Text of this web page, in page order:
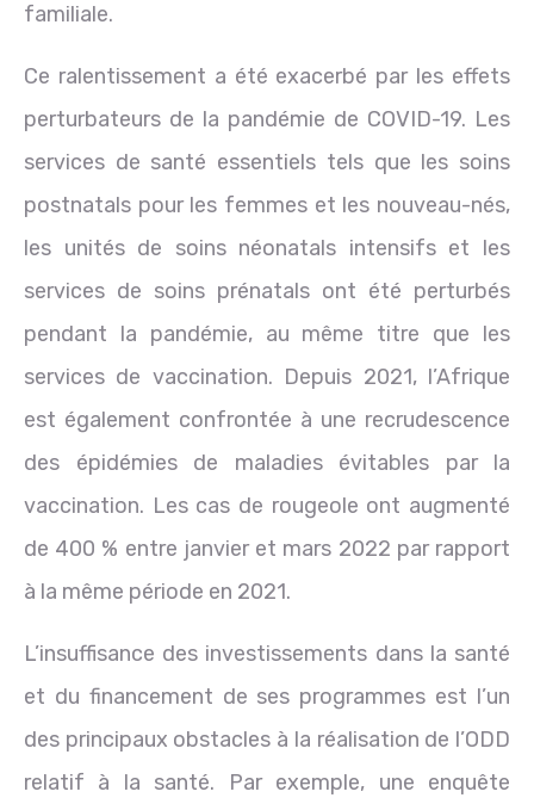
familiale.
Ce ralentissement a été exacerbé par les effets
perturbateurs de la pandémie de COVID-19. Les
services de santé essentiels tels que les soins
postnatals pour les femmes et les nouveau-nés,
les unités de soins néonatals intensifs et les
services de soins prénatals ont été perturbés
pendant la pandémie, au même titre que les
services de vaccination. Depuis 2021, l’Afrique
est également confrontée à une recrudescence
des épidémies de maladies évitables par la
vaccination. Les cas de rougeole ont augmenté
de 400 % entre janvier et mars 2022 par rapport
à la même période en 2021.
L’insuffisance des investissements dans la santé
et du financement de ses programmes est l’un
des principaux obstacles à la réalisation de l’ODD
relatif à la santé. Par exemple, une enquête